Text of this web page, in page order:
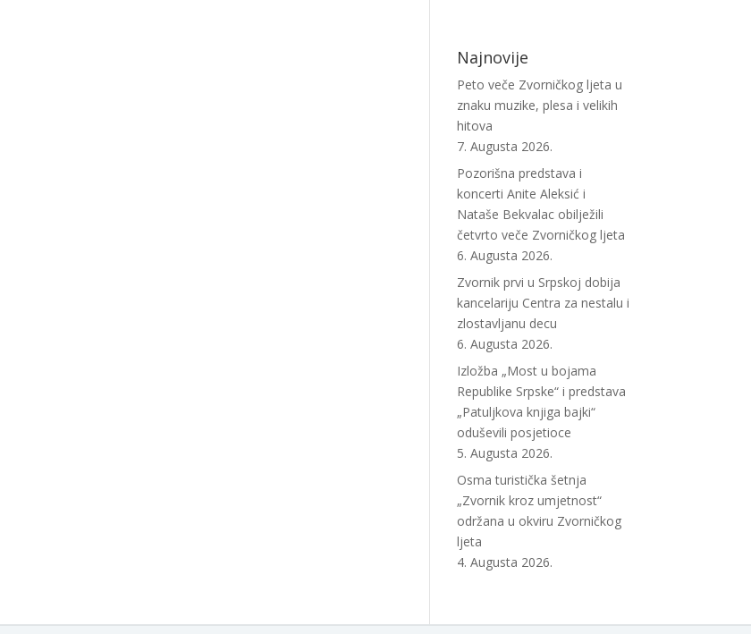
Najnovije
Peto veče Zvorničkog ljeta u
znaku muzike, plesa i velikih
hitova
7. Augusta 2026.
Pozorišna predstava i
koncerti Anite Aleksić i
Nataše Bekvalac obilježili
četvrto veče Zvorničkog ljeta
6. Augusta 2026.
Zvornik prvi u Srpskoj dobija
kancelariju Centra za nestalu i
zlostavljanu decu
6. Augusta 2026.
Izložba „Most u bojama
Republike Srpske“ i predstava
„Patuljkova knjiga bajki“
oduševili posjetioce
5. Augusta 2026.
Osma turistička šetnja
„Zvornik kroz umjetnost“
održana u okviru Zvorničkog
ljeta
4. Augusta 2026.